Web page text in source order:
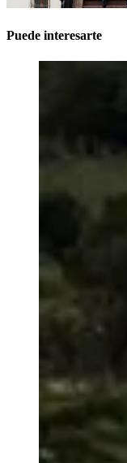
Puede interesarte